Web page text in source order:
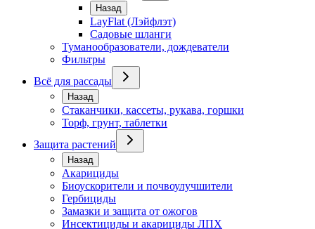
Назад
LayFlat (Лэйфлэт)
Садовые шланги
Туманообразователи, дождеватели
Фильтры
Всё для рассады
Назад
Стаканчики, кассеты, рукава, горшки
Торф, грунт, таблетки
Защита растений
Назад
Акарициды
Биоускорители и почвоулучшители
Гербициды
Замазки и защита от ожогов
Инсектициды и акарициды ЛПХ